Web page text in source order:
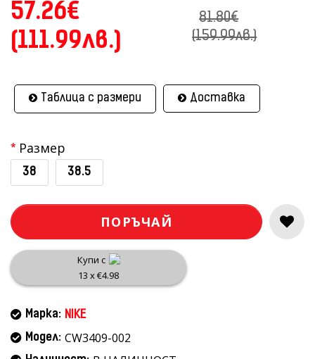
57.26€
(111.99лв.)
81.80€
(159.99лв.)
Таблица с размери Доставка
Размер
38 38.5
ПОРЪЧАЙ
Купи с
13 x €4.98
Марка: NIKE
Модел: CW3409-002